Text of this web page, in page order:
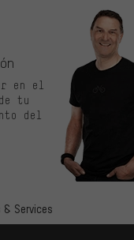
& Services
en el
tu
del